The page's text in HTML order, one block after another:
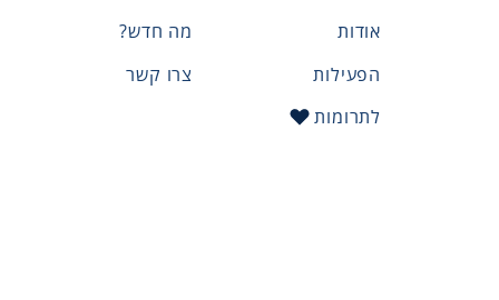
מה חדש?
צרו קשר
אודות
הפעילות
לתרומות